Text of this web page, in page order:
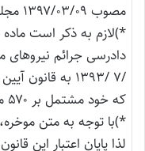
مصوب ۱۳۹۷/۰۳/۰۹ مجلس شورای اسلامی دائمی می‌‌شود.
که خود مشتمل بر ۵۷۰ ماده بود الحاق شده است .